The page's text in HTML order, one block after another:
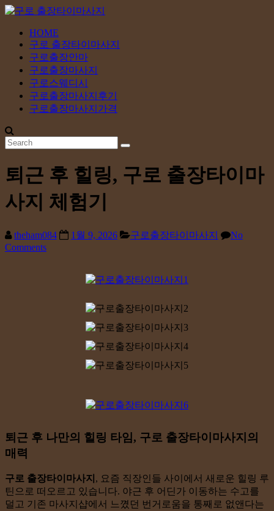
Skip
content
마
사
시
일
HOME
구로 출장타이마사지
구로출장안마
구로출장마사지
구로스웨디시
구로출장마사지후기
구로출장마사지가격
퇴근 후 힐링, 구로 출장타이마
사지 체험기
theham084 1월 9, 2026 구로출장타이마사지
No
Comments
퇴근 후 나만의 힐링 타임, 구로 출장타이마사지의
매력
구로 출장타이마사지 , 요즘 직장인들 사이에서 새로운 힐링 루
틴으로 떠오르고 있습니다. 야근 후 어딘가 이동하는 수고를
덜고 기존 마사지샵에서 느꼈던 번거로움을 통째로 없앤다는